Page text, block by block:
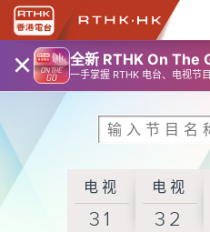
× 全新 RTHK On The
一手掌握 RTHK 电台、电视节目
电视
31
电视
32